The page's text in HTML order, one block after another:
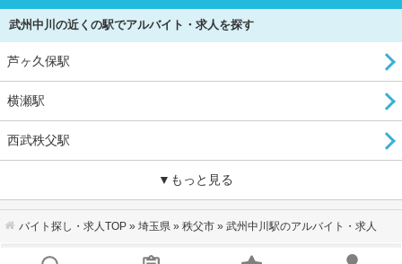
武州中川の近くの駅でアルバイト・求人を探す
芦ヶ久保駅
横瀬駅
西武秩父駅
▼もっと見る
バイト探し・求人TOP » 埼玉県 » 秩父市 » 武州中川駅のアルバイト・求人
会社概要 ｜個人情報の取り扱いについて お問い合わせ